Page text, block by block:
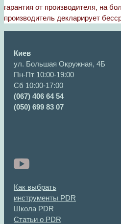
гарантия от производителя, на
производитель декларирует
Киев
ул. Большая Окружная, 4Б
Пн-Пт 10:00-19:00
Сб 10:00-17:00
(067) 406 64 54
(050) 699 83 07
Как выбрать
инструменты PDR
Школа PDR
Статьи о PDR